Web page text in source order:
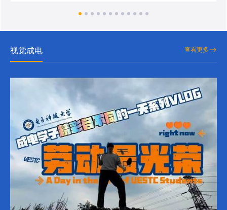
视觉成电 查看更多